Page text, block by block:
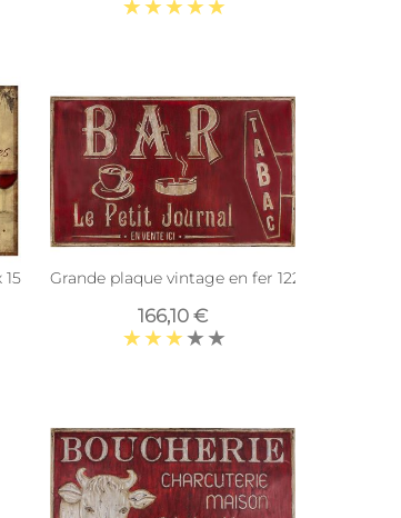
cm (De la maison au bar…)
Grande plaque vintage en fer 122,5 x 74 cm
166,10 €